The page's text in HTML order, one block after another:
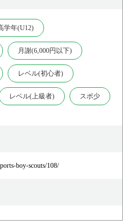
学年(U12)
月謝(6,000円以下)
レベル(初心者)
レベル(上級者) スポ少
boy-scouts/108/